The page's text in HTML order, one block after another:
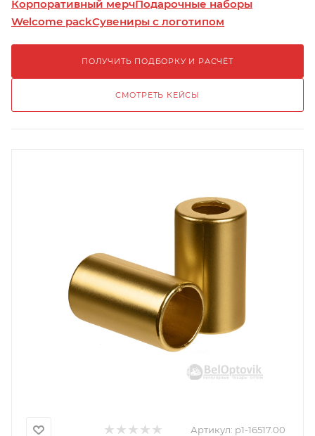
Корпоративный мерчПодарочные наборы
Welcome packСувениры с логотипом
ПОЛУЧИТЬ ПОДБОРКУ И РАСЧЁТ
СМОТРЕТЬ КЕЙСЫ
Артикул: p1-16517.00